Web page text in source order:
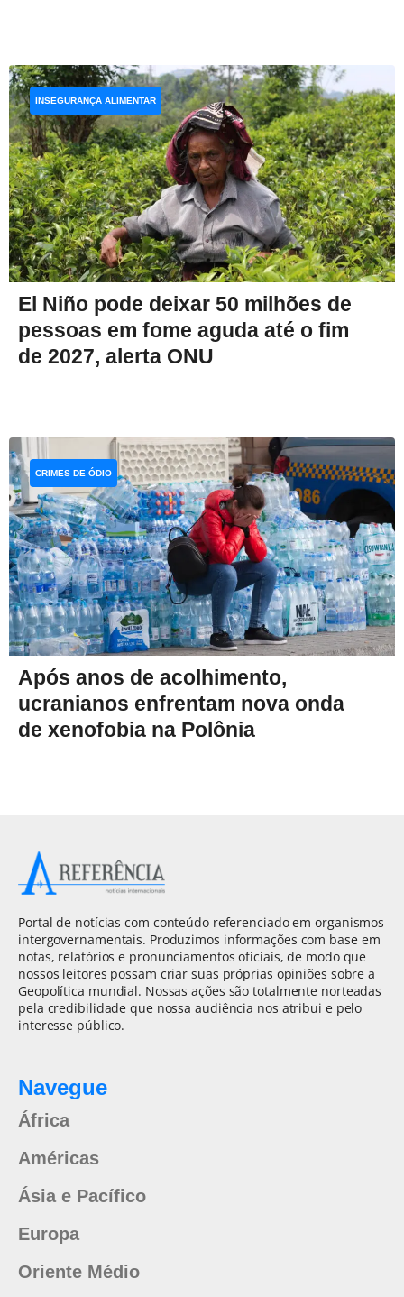
El Niño pode deixar 50 milhões de
pessoas em fome aguda até o fim
de 2027, alerta ONU
INSEGURANÇA ALIMENTAR
Após anos de acolhimento,
ucranianos enfrentam nova onda
de xenofobia na Polônia
CRIMES DE ÓDIO
Portal de notícias com conteúdo referenciado em organismos
intergovernamentais. Produzimos informações com base em
notas, relatórios e pronunciamentos oficiais, de modo que
nossos leitores possam criar suas próprias opiniões sobre a
Geopolítica mundial. Nossas ações são totalmente norteadas
pela credibilidade que nossa audiência nos atribui e pelo
interesse público.
Navegue
África
Américas
Ásia e Pacífico
Europa
Oriente Médio